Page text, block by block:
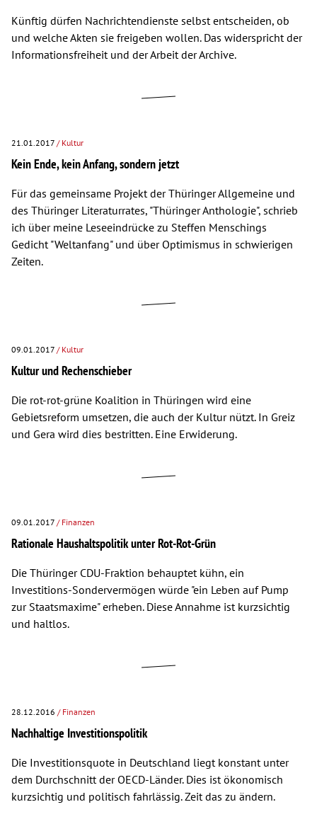
Künftig dürfen Nachrichtendienste selbst entscheiden, ob
und welche Akten sie freigeben wollen. Das widerspricht der
Informationsfreiheit und der Arbeit der Archive.
21.01.2017 / Kultur
Kein Ende, kein Anfang, sondern jetzt
Für das gemeinsame Projekt der Thüringer Allgemeine und
des Thüringer Literaturrates, "Thüringer Anthologie", schrieb
ich über meine Leseeindrücke zu Steffen Menschings
Gedicht "Weltanfang" und über Optimismus in schwierigen
Zeiten.
09.01.2017 / Kultur
Kultur und Rechenschieber
Die rot-rot-grüne Koalition in Thüringen wird eine
Gebietsreform umsetzen, die auch der Kultur nützt. In Greiz
und Gera wird dies bestritten. Eine Erwiderung.
09.01.2017 / Finanzen
Rationale Haushaltspolitik unter Rot-Rot-Grün
Die Thüringer CDU-Fraktion behauptet kühn, ein
Investitions-Sondervermögen würde "ein Leben auf Pump
zur Staatsmaxime" erheben. Diese Annahme ist kurzsichtig
und haltlos.
28.12.2016 / Finanzen
Nachhaltige Investitionspolitik
Die Investitionsquote in Deutschland liegt konstant unter
dem Durchschnitt der OECD-Länder. Dies ist ökonomisch
kurzsichtig und politisch fahrlässig. Zeit das zu ändern.